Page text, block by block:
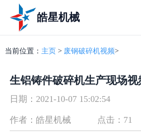
皓星机械
当前位置： 主页 > 废钢破碎机视频>
生铝铸件破碎机生产现场视
日期：2021-10-07 15:02:54
作者：皓星机械 点击：71